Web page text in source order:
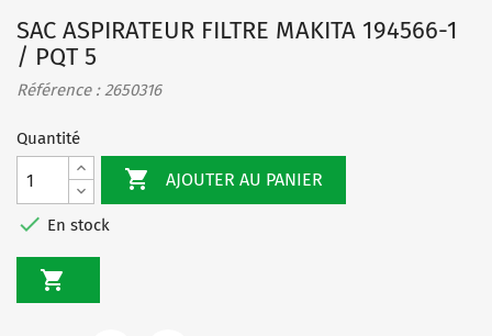
SAC ASPIRATEUR FILTRE MAKITA 194566-1
/ PQT 5
Référence : 2650316
Quantité
 AJOUTER AU PANIER
 En stock
